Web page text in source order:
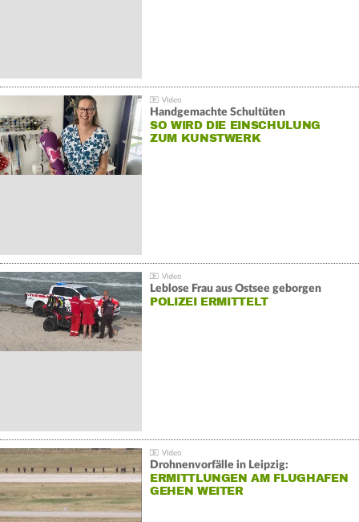
Handgemachte Schultüten
SO WIRD DIE EINSCHULUNG
ZUM KUNSTWERK
Leblose Frau aus Ostsee geborgen
POLIZEI ERMITTELT
Drohnenvorfälle in Leipzig:
ERMITTLUNGEN AM FLUGHAFEN
GEHEN WEITER